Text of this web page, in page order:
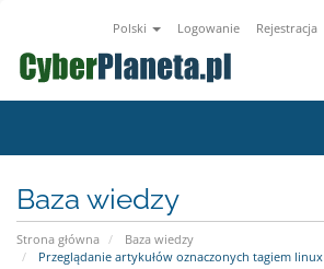
Polski Logowanie Rejestracja
Baza wiedzy
Strona główna
Baza wiedzy
Przeglądanie artykułów oznaczonych tagiem linux